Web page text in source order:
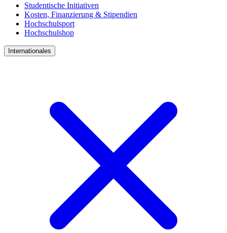
Studentische Initiativen
Kosten, Finanzierung & Stipendien
Hochschulsport
Hochschulshop
Internationales